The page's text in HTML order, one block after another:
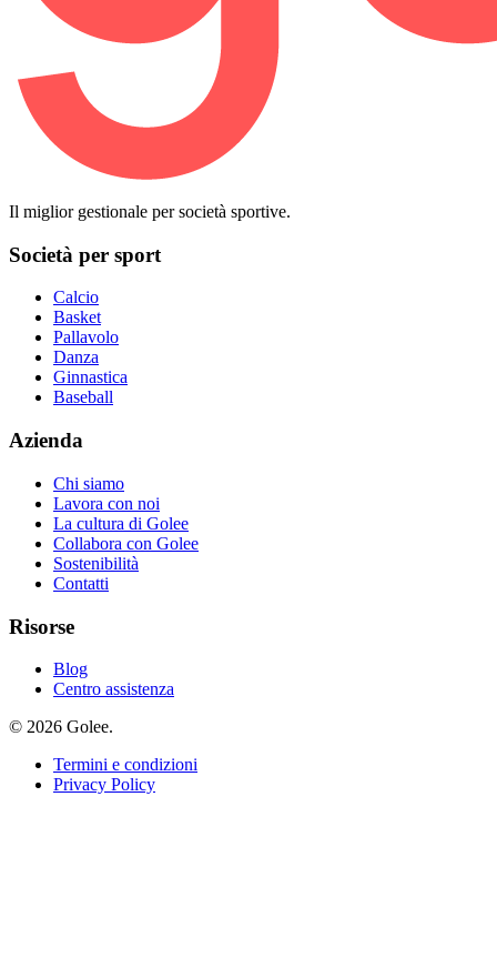
Il miglior gestionale per società sportive.
Società per sport
Calcio
Basket
Pallavolo
Danza
Ginnastica
Baseball
Azienda
Chi siamo
Lavora con noi
La cultura di Golee
Collabora con Golee
Sostenibilità
Contatti
Risorse
Blog
Centro assistenza
© 2026 Golee.
Termini e condizioni
Privacy Policy